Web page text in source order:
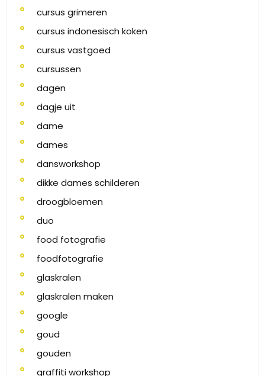
cursus grimeren
cursus indonesisch koken
cursus vastgoed
cursussen
dagen
dagje uit
dame
dames
dansworkshop
dikke dames schilderen
droogbloemen
duo
food fotografie
foodfotografie
glaskralen
glaskralen maken
google
goud
gouden
graffiti workshop